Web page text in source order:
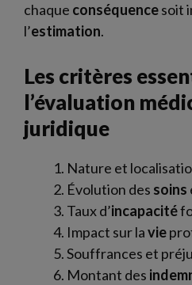
chaque conséquencesoit
l’estimation.
Les critères
l’évaluation
juridique
Nature et
Évolution des soins
Taux d’incapacité
Impact sur lavie
Souffrances et
Montant des